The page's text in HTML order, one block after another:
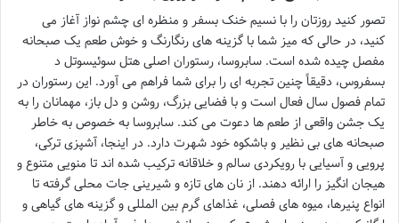
تصور کنید روزتان را با نسیم خنک بسفر و منظره ای چشم نواز آغاز می
کنید، در حالی که میز شما با گزینه های رنگارنگ و خوش طعم یک صبحانه
مفصل چیده شده است. سابروسا، رستوران اصلی هتل سوئیسوتل د
بسفروس، دقیقاً چنین تجربه ای را برای شما فراهم می آورد. این رستوران در
تمام فصول سال فعال است و با فضایی بزرگ، روشن و دل باز، مهمانان را به
یک جشن واقعی از طعم ها دعوت می کند. سابروسا به خصوص به خاطر
صبحانه های بی نظیر و باشکوه خود شهرت دارد. در اینجا، آشپزی ترکی،
پرویی و آسیایی با رویکردی سالم و خلاقانه ترکیب شده اند تا منویی متنوع و
هیجان انگیز را ارائه دهند. از نان های تازه و شیرینی جات محلی گرفته تا
انواع پنیرها، میوه های فصلی، غذاهای گرم بین المللی و گزینه های گیاهی و